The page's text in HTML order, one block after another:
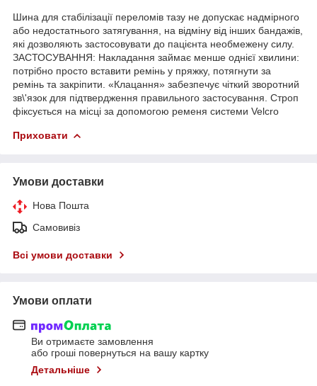
Шина для стабілізації переломів тазу не допускає надмірного
або недостатнього затягування, на відміну від інших бандажів,
які дозволяють застосовувати до пацієнта необмежену силу.
ЗАСТОСУВАННЯ: Накладання займає менше однієї хвилини:
потрібно просто вставити ремінь у пряжку, потягнути за
ремінь та закріпити. «Клацання» забезпечує чіткий зворотний
зв\'язок для підтвердження правильного застосування. Строп
фіксується на місці за допомогою ременя системи Velcro
Приховати
Умови доставки
Нова Пошта
Самовивіз
Всі умови доставки
Умови оплати
Ви отримаєте замовлення
або гроші повернуться на вашу картку
Детальніше